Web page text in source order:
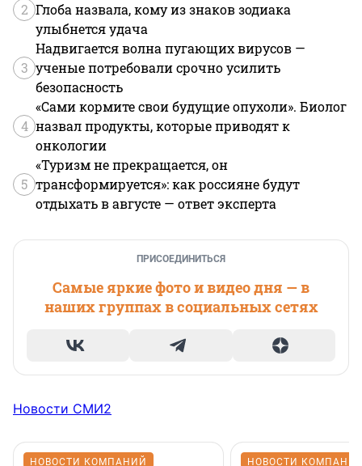
2 Глоба назвала, кому из знаков зодиака
улыбнется удача
3
Надвигается волна пугающих вирусов —
ученые потребовали срочно усилить
безопасность
4
«Сами кормите свои будущие опухоли». Биолог
назвал продукты, которые приводят к
онкологии
5
«Туризм не прекращается, он
трансформируется»: как россияне будут
отдыхать в августе — ответ эксперта
ПРИСОЕДИНИТЬСЯ
Самые яркие фото и видео дня — в
наших группах в социальных сетях
Новости СМИ2
НОВОСТИ КОМПАНИЙ НОВОСТИ